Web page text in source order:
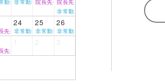
非常勤医師
24 25 26
先生非常勤医師非常勤医師非常勤医師
先生